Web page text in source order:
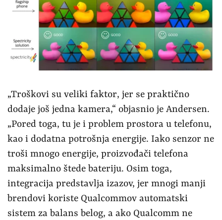
„Troškovi su veliki faktor, jer se praktično
dodaje još jedna kamera,“ objasnio je Andersen.
„Pored toga, tu je i problem prostora u telefonu,
kao i dodatna potrošnja energije. Iako senzor ne
troši mnogo energije, proizvođači telefona
maksimalno štede bateriju. Osim toga,
integracija predstavlja izazov, jer mnogi manji
brendovi koriste Qualcommov automatski
sistem za balans belog, a ako Qualcomm ne